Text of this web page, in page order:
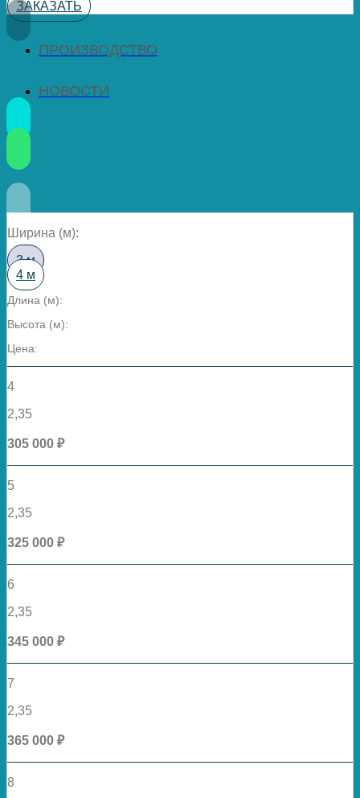
ЗАКАЗАТЬ
ПРОИЗВОДСТВО
НОВОСТИ
Ширина (м):
3 м
4 м
Длина (м):
Высота (м):
Цена:
4
2,35
305 000 ₽
5
2,35
325 000 ₽
6
2,35
345 000 ₽
7
2,35
365 000 ₽
8